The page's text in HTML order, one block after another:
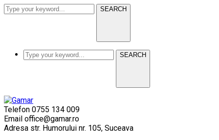
SEARCH
SEARCH
Telefon 0755 134 009
Email office@gamar.ro
Adresa str. Humorului nr. 105, Suceava